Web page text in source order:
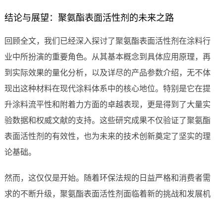
结论与展望：聚氨酯表面活性剂的未来之路
回顾全文，我们已经深入探讨了聚氨酯表面活性剂在涂料行
业中所扮演的重要角色。从其基本概念到具体应用原理，再
到实际效果的量化分析，以及详尽的产品参数介绍，无不体
现出这种材料在现代涂料体系中的核心地位。特别是它在提
升涂料流平性和附着力方面的卓越表现，更是得到了大量实
验数据和权威文献的支持。这些研究成果不仅验证了聚氨酯
表面活性剂的有效性，也为未来的技术创新奠定了坚实的理
论基础。
然而，这仅仅是开始。随着环保法规的日益严格和消费者需
求的不断升级，聚氨酯表面活性剂面临着新的挑战和发展机